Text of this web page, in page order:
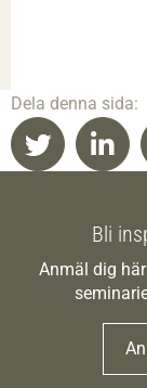
Dela denna sida:
Bli
Anmäl dig